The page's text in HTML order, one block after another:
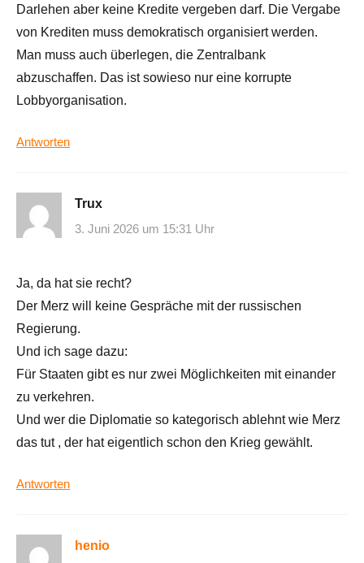
Darlehen aber keine Kredite vergeben darf. Die Vergabe
von Krediten muss demokratisch organisiert werden.
Man muss auch überlegen, die Zentralbank
abzuschaffen. Das ist sowieso nur eine korrupte
Lobbyorganisation.
Antworten
Trux
3. Juni 2026 um 15:31 Uhr
Ja, da hat sie recht?
Der Merz will keine Gespräche mit der russischen
Regierung.
Und ich sage dazu:
Für Staaten gibt es nur zwei Möglichkeiten mit einander
zu verkehren.
Und wer die Diplomatie so kategorisch ablehnt wie Merz
das tut , der hat eigentlich schon den Krieg gewählt.
Antworten
henio